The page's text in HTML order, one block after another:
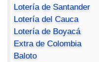
Lotería de Santander
Lotería del Cauca
Lotería de Boyacá
Extra de Colombia
Baloto